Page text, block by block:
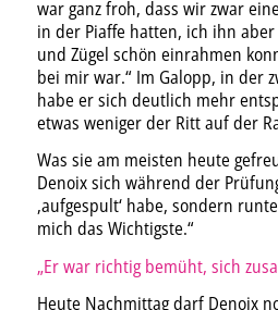
war ganz froh, dass wir zwar
in der Piaffe hatten, ich ihn
und Zügel schön einrahmen
bei mir war.“ Im Galopp, in der
habe er sich deutlich mehr
etwas weniger der Ritt auf der
Was sie am meisten heute
Denoix sich während der
‚aufgespult‘ habe, sondern
mich das Wichtigste.“
„Er war richtig bemüht, sich
Heute Nachmittag darf Denoix